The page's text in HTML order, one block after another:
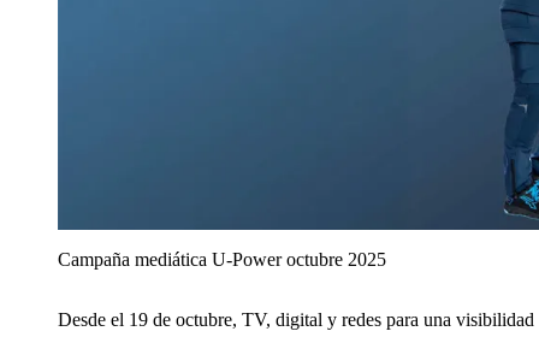
Campaña mediática U‑Power octubre 2025
Desde el 19 de octubre, TV, digital y redes para una